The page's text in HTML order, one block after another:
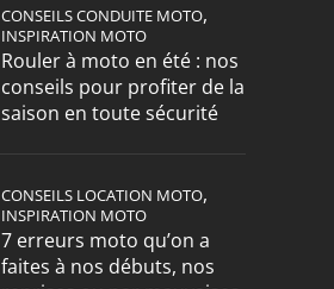
CONSEILS CONDUITE MOTO,
INSPIRATION MOTO
Rouler à moto en été : nos
conseils pour profiter de la
saison en toute sécurité
CONSEILS LOCATION MOTO,
INSPIRATION MOTO
7 erreurs moto qu’on a
faites à nos débuts, nos